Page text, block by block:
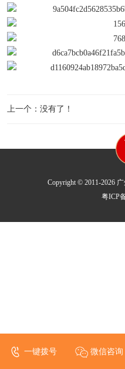
上一个：没有了！
Copyright © 2011-2026
粤ICP
一键拨号 微信咨询